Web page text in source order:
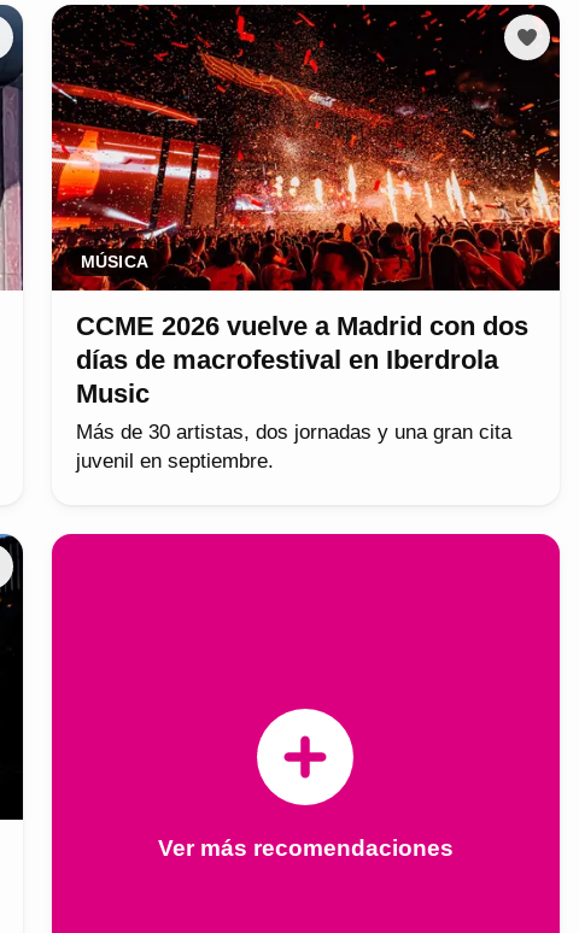
MÚSICA
CCME 2026 vuelve a Madrid con dos
días de macrofestival en Iberdrola
Music
Más de 30 artistas, dos jornadas y una gran cita
juvenil en septiembre.
Ver más recomendaciones